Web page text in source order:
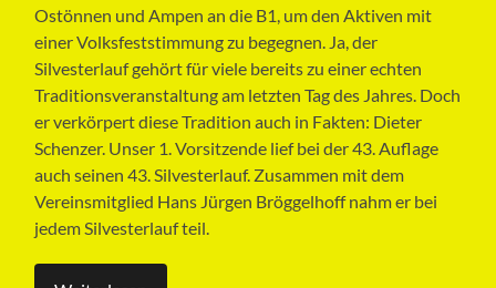
Ostönnen und Ampen an die B1, um den Aktiven mit
einer Volksfeststimmung zu begegnen. Ja, der
Silvesterlauf gehört für viele bereits zu einer echten
Traditionsveranstaltung am letzten Tag des Jahres. Doch
er verkörpert diese Tradition auch in Fakten: Dieter
Schenzer. Unser 1. Vorsitzende lief bei der 43. Auflage
auch seinen 43. Silvesterlauf. Zusammen mit dem
Vereinsmitglied Hans Jürgen Bröggelhoff nahm er bei
jedem Silvesterlauf teil.